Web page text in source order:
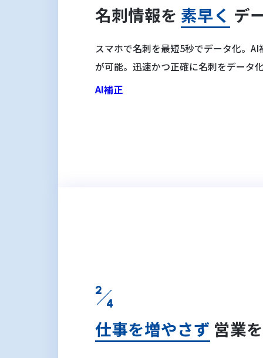
名刺情報を 素早く デ
スマホで名刺を最短5秒でデータ化。
が可能。迅速かつ正確に名刺をデータ
AI補正​
2
4
仕事を増やさず 営業